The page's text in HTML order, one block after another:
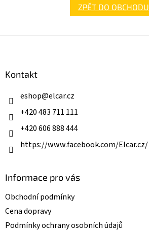
ZPĚT DO OBCHODU
Kontakt
eshop@elcar.cz
+420 483 711 111
+420 606 888 444
https://www.facebook.com/Elcar.cz/
Informace pro vás
Obchodní podmínky
Cena dopravy
Podmínky ochrany osobních údajů